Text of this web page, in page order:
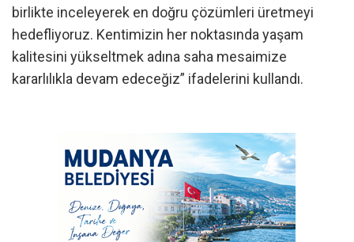
birlikte inceleyerek en doğru çözümleri üretmeyi
hedefliyoruz. Kentimizin her noktasında yaşam
kalitesini yükseltmek adına saha mesaimize
kararlılıkla devam edeceğiz” ifadelerini kullandı.